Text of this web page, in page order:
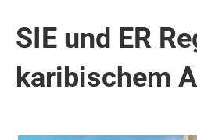
SIE und ER
karibischem